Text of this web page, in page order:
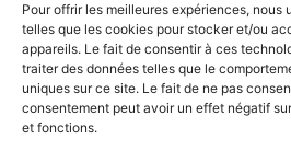
Pour offrir les meilleures expériences, nous
telles que les cookies pour stocker et/ou
appareils. Le fait de consentir à ces
traiter des données telles que le
uniques sur ce site. Le fait de ne pas
consentement peut avoir un effet négatif
et fonctions.